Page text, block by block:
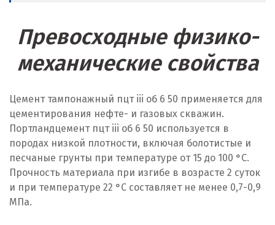
Превосходные физико-
механические свойства
Цемент тампонажный пцт iii об 6 50 применяется для
цементирования нефте- и газовых скважин.
Портландцемент пцт iii об 6 50 используется в
породах низкой плотности, включая болотистые и
песчаные грунты при температуре от 15 до 100 °C.
Прочность материала при изгибе в возрасте 2 суток
и при температуре 22 °C составляет не менее 0,7-0,9
МПа.